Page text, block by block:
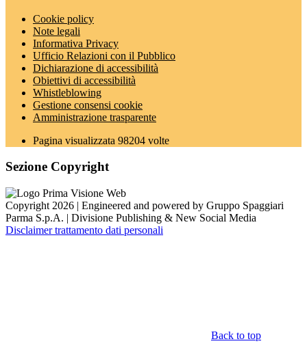
Cookie policy
Note legali
Informativa Privacy
Ufficio Relazioni con il Pubblico
Dichiarazione di accessibilità
Obiettivi di accessibilità
Whistleblowing
Gestione consensi cookie
Amministrazione trasparente
Pagina visualizzata 98204 volte
Sezione Copyright
Copyright 2026 | Engineered and powered by Gruppo Spaggiari
Parma S.p.A. | Divisione Publishing & New Social Media
Disclaimer trattamento dati personali
Back to top